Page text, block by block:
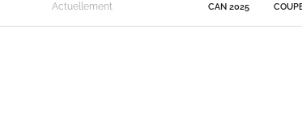
de la CAF
Actuellement CAN 2025